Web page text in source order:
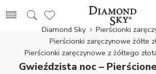
Diamond Sky
Pierścionki
Pierścionki zaręczynowe żółte
Pierścionki zaręczynowe z żółtego
Gwieździsta noc –